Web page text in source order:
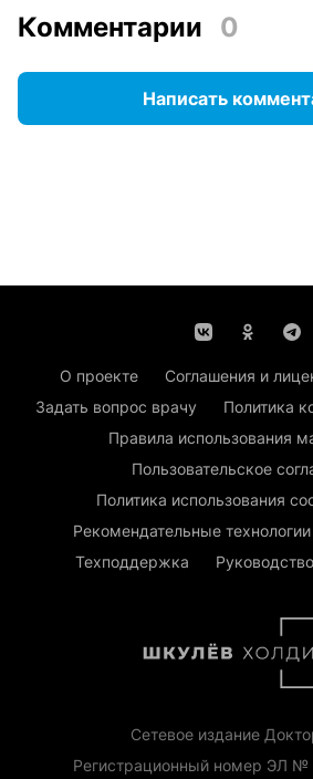
Комментарии 0
Написать
О проекте Соглашения и
Задать вопрос врачу
Политика
Правила использования
Пользовательское
Политика использования
Рекомендательные технологии
Техподдержка
Сетевое издание
Регистрационный номер ЭЛ